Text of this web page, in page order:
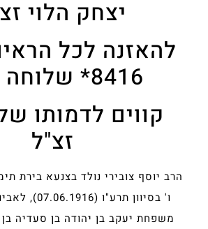
יצחק הלוי
להאזנה לכל
8416* שלוחה 5>2
קווים לדמותו
זצ"ל
הרב יוסף צובירי נולד בצנעא בירת
ו' בסיוון תרע"ו
משפחת יעקב בן יהודה בן סעדיה